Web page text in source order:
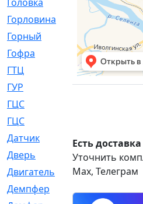
Головка
[28]
Горловина
[14]
Горный
Гофра
[86]
ГТЦ
[96]
ГУР
[34]
ГЦC
ГЦС
Датчик
[969]
Дверь
[249]
Двигатель
[64]
Демпфер
[2]
Есть доставка
Уточнить
Max, Телеграм